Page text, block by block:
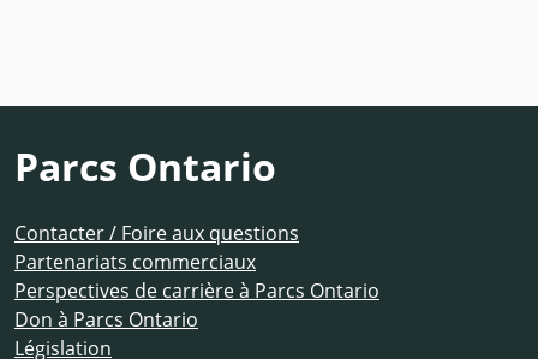
Parcs Ontario
Contacter / Foire aux questions
Partenariats commerciaux
Perspectives de carrière à Parcs Ontario
Don à Parcs Ontario
Législation